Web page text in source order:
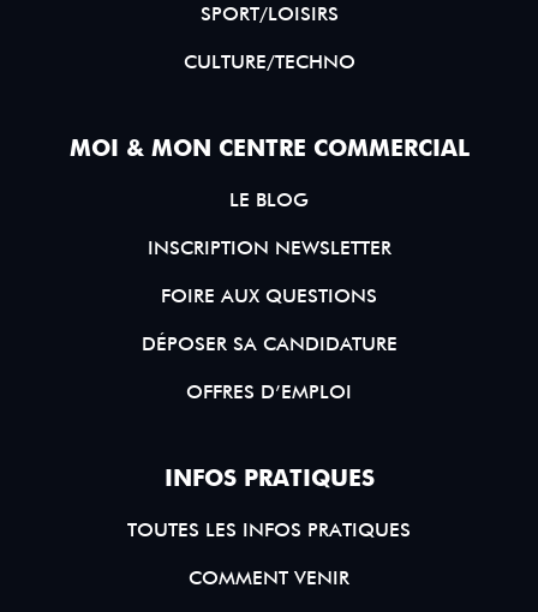
SPORT/LOISIRS
CULTURE/TECHNO
MOI & MON CENTRE COMMERCIAL
LE BLOG
INSCRIPTION NEWSLETTER
FOIRE AUX QUESTIONS
DÉPOSER SA CANDIDATURE
OFFRES D’EMPLOI
INFOS PRATIQUES
TOUTES LES INFOS PRATIQUES
COMMENT VENIR